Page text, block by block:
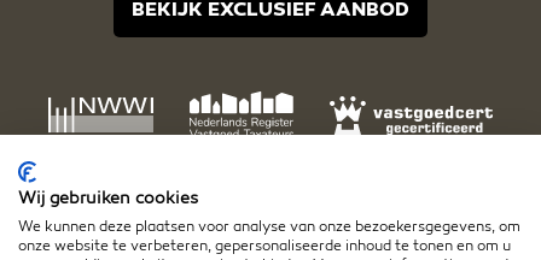
BEKIJK EXCLUSIEF AANBOD
Wij gebruiken cookies
We kunnen deze plaatsen voor analyse van onze bezoekersgegevens, om
onze website te verbeteren, gepersonaliseerde inhoud te tonen en om u